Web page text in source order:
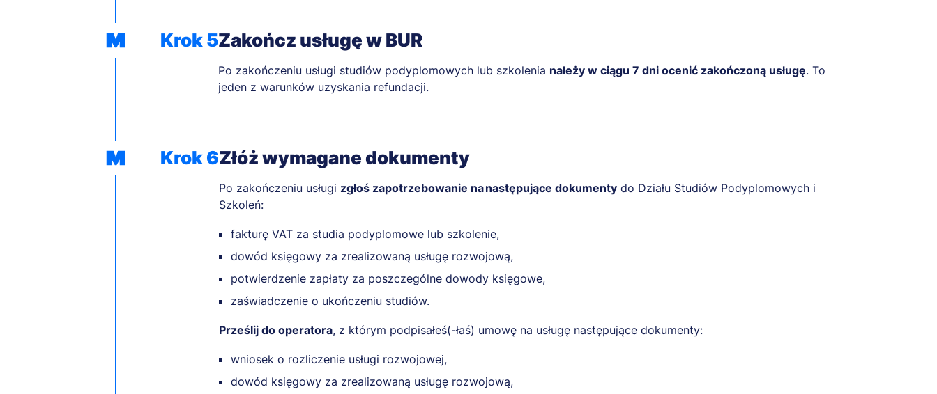
Krok 5Zakończ usługę w BUR
Po zakończeniu usługi studiów podyplomowych lub szkolenia należy w ciągu 7 dni ocenić zakończoną usługę. To
jeden z warunków uzyskania refundacji.
Krok 6Złóż wymagane dokumenty
Po zakończeniu usługi zgłoś zapotrzebowanie na następujące dokumenty do Działu Studiów Podyplomowych i
Szkoleń:
fakturę VAT za studia podyplomowe lub szkolenie,
dowód księgowy za zrealizowaną usługę rozwojową,
potwierdzenie zapłaty za poszczególne dowody księgowe,
zaświadczenie o ukończeniu studiów.
Prześlij do operatora, z którym podpisałeś(-łaś) umowę na usługę następujące dokumenty:
wniosek o rozliczenie usługi rozwojowej,
dowód księgowy za zrealizowaną usługę rozwojową,